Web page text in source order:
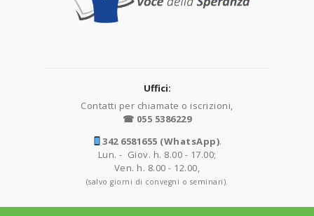
Uffici:
Contatti per chiamate o iscrizioni,
☎ 055 5386229
342 6581655 (WhatsApp).
Lun. - Giov. h. 8.00 - 17.00;
Ven. h. 8.00 - 12.00,
(salvo giorni di convegni o seminari).